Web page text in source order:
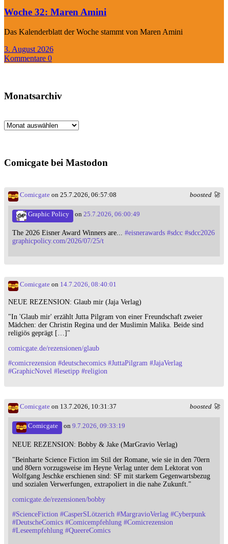
Woche 32: Maren Amini
Das Kalenderblatt der Woche stammt von Maren Amini
3. August 2026
Kommentare 0
Monatsarchiv
Monatsarchiv
Comicgate bei Mastodon
boosted 🚀
Comicgate on 25.7.2026, 06:57:08
Graphic Policy on 25.7.2026, 06:00:49
The 2026 Eisner Award Winners are... #eisnerawards #sdcc #sdcc2026
graphicpolicy.com/2026/07/25/t
Comicgate on 14.7.2026, 08:40:01
NEUE REZENSION: Glaub mir (Jaja Verlag)
"In 'Glaub mir' erzählt Jutta Pilgram von einer Freundschaft zweier
Mädchen: der Christin Regina und der Muslimin Malika. Beide sind
religiös geprägt […]"
comicgate.de/rezensionen/glaub
#comicrezension #deutschecomics #JuttaPilgram #JajaVerlag
#GraphicNovel #lesetipp #religion
boosted 🚀
Comicgate on 13.7.2026, 10:31:37
Comicgate on 9.7.2026, 09:33:19
NEUE REZENSION: Bobby & Jake (MarGravio Verlag)
"Beinharte Science Fiction im Stil der Romane, wie sie in den 70ern
und 80ern vorzugsweise im Heyne Verlag unter dem Lektorat von
Wolfgang Jeschke erschienen sind: SF mit starkem Gegenwartsbezug
und sozialen Verwerfungen, extrapoliert in die nahe Zukunft."
comicgate.de/rezensionen/bobby
#ScienceFiction #CasperSLötzerich #MargravioVerlag #Cyberpunk
#DeutscheComics #Comicempfehlung #Comicrezension
#Leseempfehlung #QueereComics